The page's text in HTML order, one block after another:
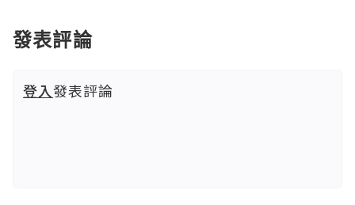
發表評論
登入發表評論